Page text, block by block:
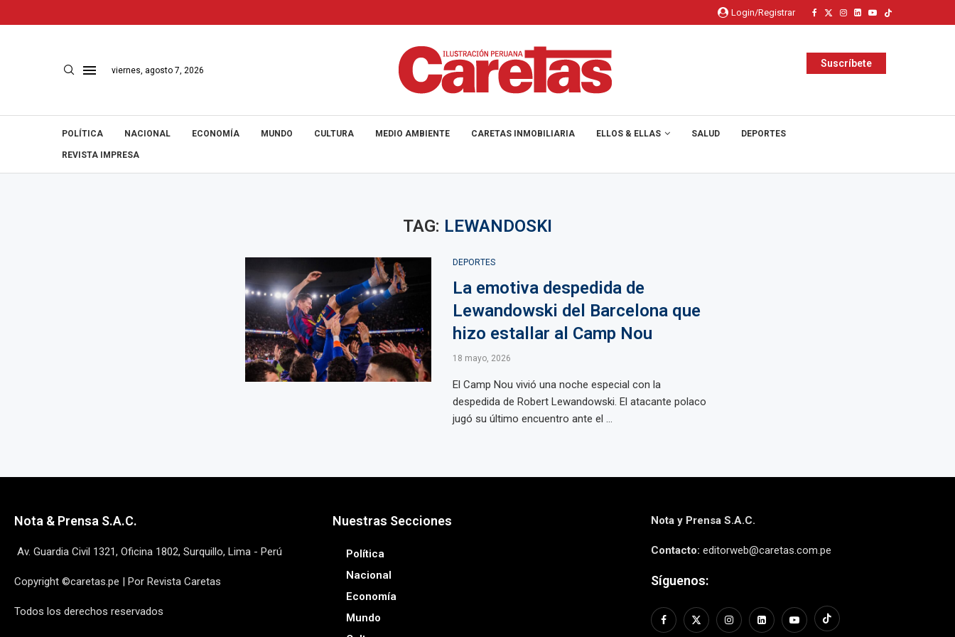
Login/Registrar
viernes, agosto 7, 2026
Suscríbete
POLÍTICA NACIONAL ECONOMÍA MUNDO CULTURA MEDIO AMBIENTE CARETAS INMOBILIARIA ELLOS & ELLAS SALUD DEPORTES
REVISTA IMPRESA
TAG: LEWANDOSKI
DEPORTES
La emotiva despedida de
Lewandowski del Barcelona que
hizo estallar al Camp Nou
18 mayo, 2026
El Camp Nou vivió una noche especial con la
despedida de Robert Lewandowski. El atacante polaco
jugó su último encuentro ante el ...
Nota & Prensa S.A.C.
Av. Guardia Civil 1321, Oficina 1802, Surquillo, Lima - Perú
Copyright ©caretas.pe | Por Revista Caretas
Todos los derechos reservados
Nuestras Secciones
Política
Nacional
Economía
Mundo
Nota y Prensa S.A.C.
Contacto: editorweb@caretas.com.pe
Síguenos: